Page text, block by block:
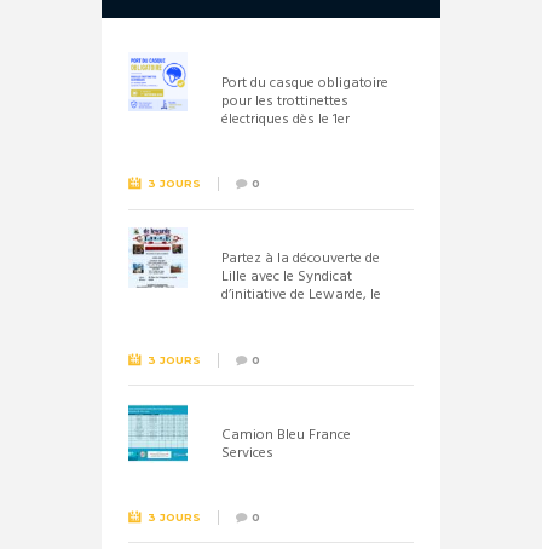
Port du casque obligatoire
pour les trottinettes
électriques dès le 1er
3 JOURS 0
Partez à la découverte de
Lille avec le Syndicat
d’initiative de Lewarde, le
3 JOURS 0
Camion Bleu France
Services
3 JOURS 0